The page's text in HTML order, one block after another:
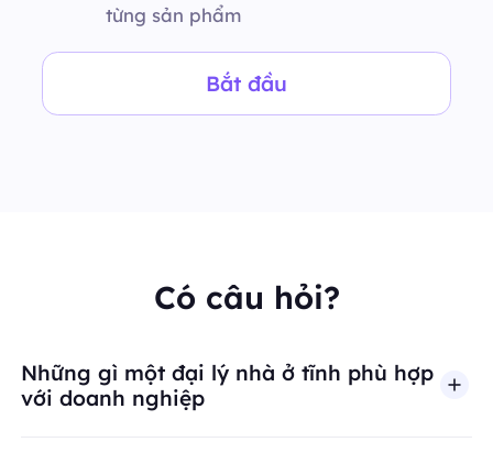
từng sản phẩm
Bắt đầu
Có câu hỏi?
Những gì một đại lý nhà ở tĩnh phù hợp
với doanh nghiệp